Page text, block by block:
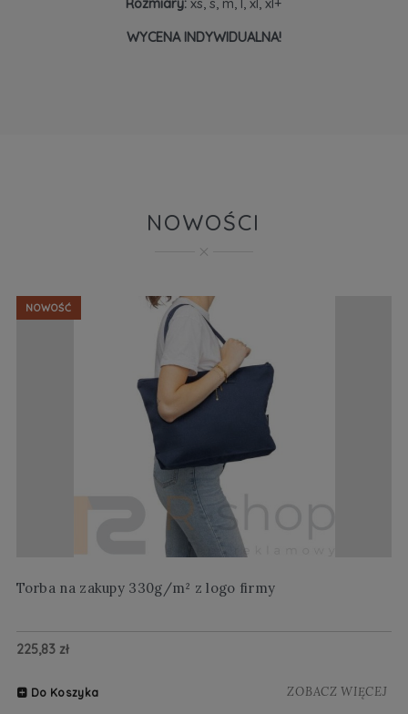
Rozmiary: xs, s, m, l, xl, xl+
WYCENA INDYWIDUALNA!
NOWOŚCI
Torba na zakupy 330g/m² z logo firmy
225,83 zł
Do Koszyka ZOBACZ WIĘCEJ
NOWOŚĆ